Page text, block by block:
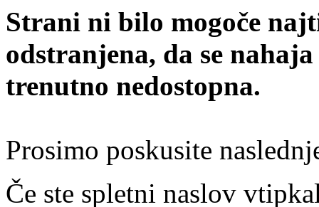
Strani ni bilo mogoče
odstranjena, da se
trenutno nedostopna.
Prosimo poskusite
Če ste spletni naslov